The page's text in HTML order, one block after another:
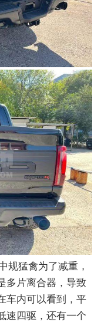
规猛禽为了减重，
多片离合器，导致
车内可以看到，平
速四驱，还有一个